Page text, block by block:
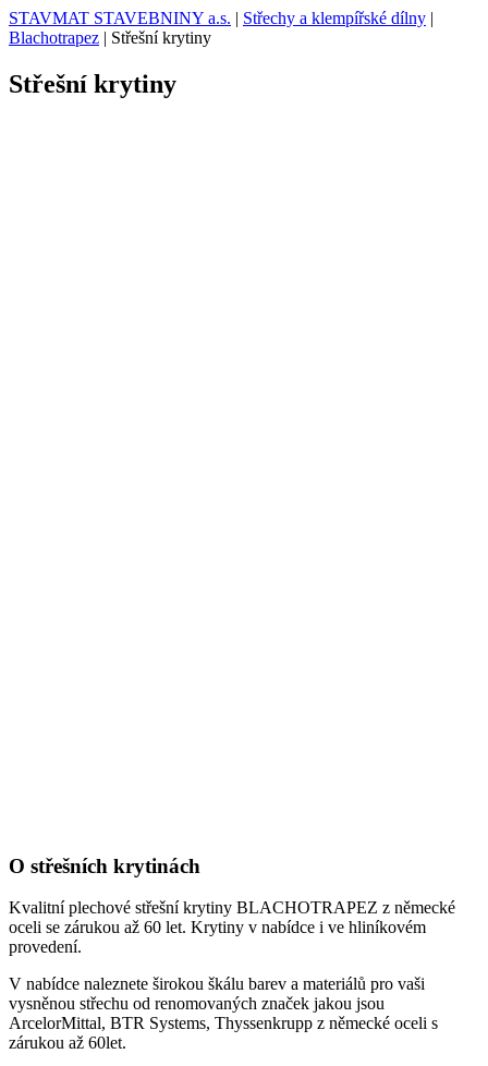
STAVMAT STAVEBNINY a.s. | Střechy a klempířské dílny |
Blachotrapez | Střešní krytiny
Střešní krytiny
O střešních krytinách
Kvalitní plechové střešní krytiny BLACHOTRAPEZ z německé
oceli se zárukou až 60 let. Krytiny v nabídce i ve hliníkovém
provedení.
V nabídce naleznete širokou škálu barev a materiálů pro vaši
vysněnou střechu od renomovaných značek jakou jsou
ArcelorMittal, BTR Systems, Thyssenkrupp z německé oceli s
zárukou až 60let.